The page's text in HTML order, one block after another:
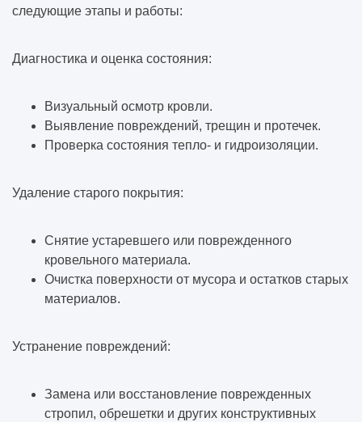
следующие этапы и работы:
Диагностика и оценка состояния:
Визуальный осмотр кровли.
Выявление повреждений, трещин и протечек.
Проверка состояния тепло- и гидроизоляции.
Удаление старого покрытия:
Снятие устаревшего или поврежденного
кровельного материала.
Очистка поверхности от мусора и остатков старых
материалов.
Устранение повреждений:
Замена или восстановление поврежденных
стропил, обрешетки и других конструктивных